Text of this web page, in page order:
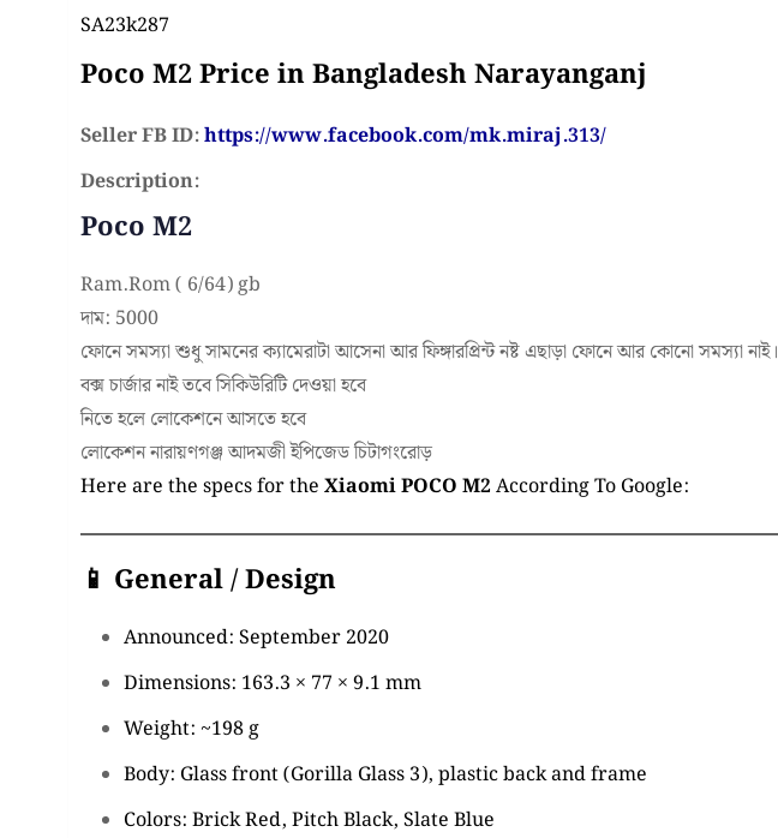
SA23k287
Poco M2 Price in Bangladesh Narayanganj
Seller FB ID:https://www.facebook.com/mk.miraj.313/
Description:
Poco M2
Ram.Rom ( 6/64) gb
দাম: 5000
ফোনে সমস্যা শুধু সামনের ক্যামেরাটা আসেনা আর ফিঙ্গারপ্রিন্ট নষ্ট এছাড়া ফোনে আর কোনো সমস্যা নাই।
বক্স চার্জার নাই তবে সিকিউরিটি দেওয়া হবে
নিতে হলে লোকেশনে আসতে হবে
লোকেশন নারায়ণগঞ্জ আদমজী ইপিজেড চিটাগংরোড়
Here are the specs for the Xiaomi POCO M2 According To Google:
📱 General / Design
Announced: September 2020
Dimensions: 163.3 × 77 × 9.1 mm
Weight: ~198 g
Body: Glass front (Gorilla Glass 3), plastic back and frame
Colors: Brick Red, Pitch Black, Slate Blue